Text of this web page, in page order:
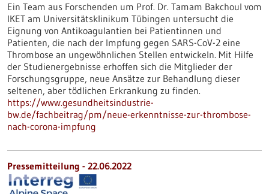
Ein Team aus Forschenden um Prof. Dr. Tamam Bakchoul vom
IKET am Universitätsklinikum Tübingen untersucht die
Eignung von Antikoagulantien bei Patientinnen und
Patienten, die nach der Impfung gegen SARS-CoV-2 eine
Thrombose an ungewöhnlichen Stellen entwickeln. Mit Hilfe
der Studienergebnisse erhoffen sich die Mitglieder der
Forschungsgruppe, neue Ansätze zur Behandlung dieser
seltenen, aber tödlichen Erkrankung zu finden.
https://www.gesundheitsindustrie-
bw.de/fachbeitrag/pm/neue-erkenntnisse-zur-thrombose-
nach-corona-impfung
Pressemitteilung - 22.06.2022